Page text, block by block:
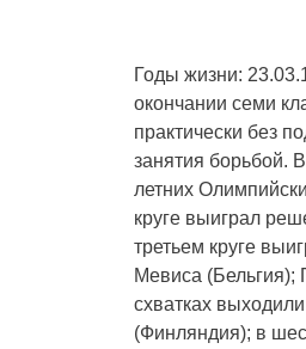
Годы жизни:
окончании семи
практически без
занятия борьбой.
летних
круге выиграл
третьем круге
Мевиса
схватках
(Финляндия); в